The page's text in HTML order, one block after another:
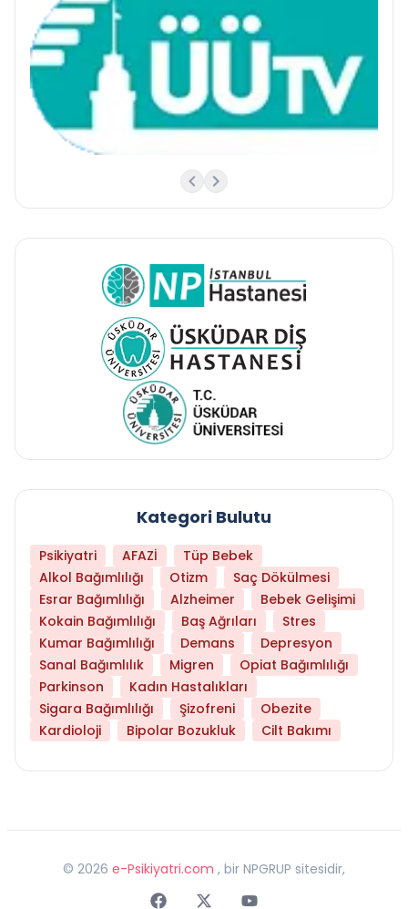
Kategori Bulutu
Psikiyatri AFAZİ
Tüp Bebek
Alkol Bağımlılığı
Otizm
Saç Dökülmesi
Esrar Bağımlılığı
Alzheimer
Bebek Gelişimi
Kokain Bağımlılığı
Baş Ağrıları
Stres
Kumar Bağımlılığı
Demans
Depresyon
Sanal Bağımlılık
Migren
Opiat Bağımlılığı
Parkinson
Kadın Hastalıkları
Sigara Bağımlılığı
Şizofreni
Obezite
Kardioloji
Bipolar Bozukluk Cilt Bakımı
© 2026 e-Psikiyatri.com , bir NPGRUP sitesidir,